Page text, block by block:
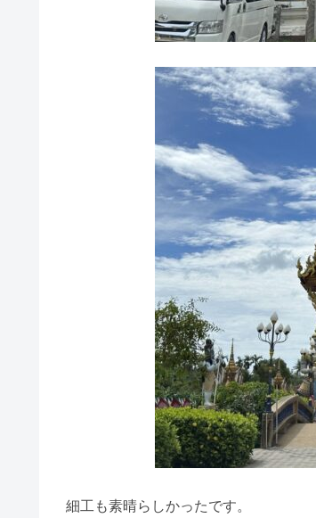
細工も素晴らしかったです。